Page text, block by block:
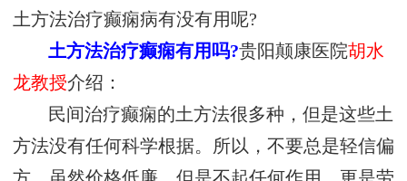
土方法治疗癫痫病有没有用呢?
土方法治疗癫痫有用吗?贵阳颠康医院胡水
龙教授介绍：
民间治疗癫痫的土方法很多种，但是这些土
方法没有任何科学根据。所以，不要总是轻信偏